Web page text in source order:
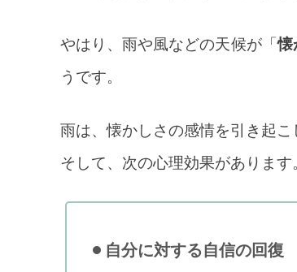
やはり、雨や風などの天候が「懐
うです。
雨は、懐かしさの感情を引き起こ
そして、次の心理効果があります
自分に対する自信の回復